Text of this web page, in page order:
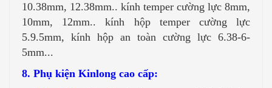
10.38mm, 12.38mm.. kính temper cường lực 8mm,
10mm, 12mm.. kính hộp temper cường lực
5.9.5mm, kính hộp an toàn cường lực 6.38-6-
5mm...
8. Phụ kiện Kinlong cao cấp: